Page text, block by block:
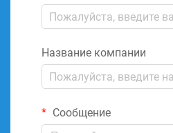
Название компании
Сообщение